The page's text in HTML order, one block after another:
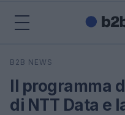
Cerca
B2B NEWS
Il programma
di NTT Data e